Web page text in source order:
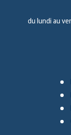
du lundi au